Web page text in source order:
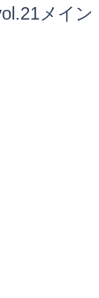
メイン